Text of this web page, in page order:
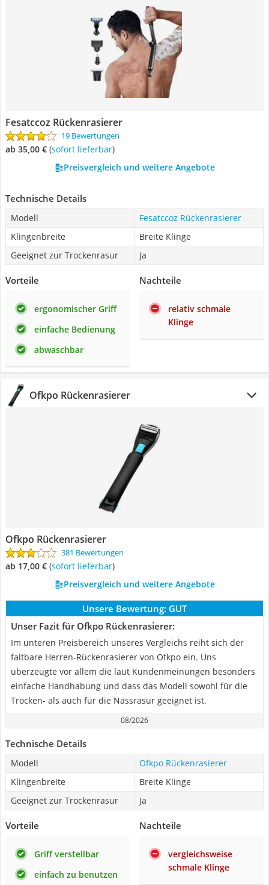
Fesatccoz Rückenrasierer
19 Bewertungen
ab 35,00 € ( Sofort lieferbar)
Preisvergleich und weitere Angebote
Technische Details
Modell
Fesatccoz Rückenrasierer
Klingenbreite
Breite Klinge
Geeignet zur Trockenrasur
Ja
Vorteile
ergonomischer Griff
einfache Bedienung
abwaschbar
Nachteile
relativ schmale
Klinge
Ofkpo Rückenrasierer
Ofkpo Rückenrasierer
381 Bewertungen
ab 17,00 € ( Sofort lieferbar)
Preisvergleich und weitere Angebote
Unsere Bewertung: GUT
Unser Fazit für Ofkpo Rückenrasierer:
Im unteren Preisbereich unseres Vergleichs reiht sich der
faltbare Herren-Rückenrasierer von Ofkpo ein. Uns
überzeugte vor allem die laut Kundenmeinungen besonders
einfache Handhabung und dass das Modell sowohl für die
Trocken- als auch für die Nassrasur geeignet ist.
08/2026
Technische Details
Modell
Ofkpo Rückenrasierer
Klingenbreite
Breite Klinge
Geeignet zur Trockenrasur
Ja
Vorteile
Griff verstellbar
einfach zu benutzen
Nachteile
vergleichsweise
schmale Klinge